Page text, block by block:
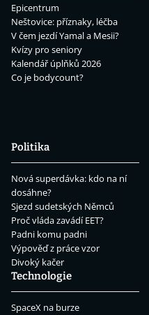
Epicentrum
Neštovice: příznaky, léčba
V čem jezdí Yamal a Mesii?
Kvízy pro seniory
Kalendář úplňků 2026
Co je bodycount?
Politika
Nová superdávka: kdo na ní
dosáhne?
Sjezd sudetských Němců
Proč vláda zavádí EET?
Padni komu padni
Výpověď z práce vzor
Divoký kačer
Technologie
SpaceX na burze